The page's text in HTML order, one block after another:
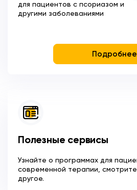
для пациентов с псориазом и
другими заболеваниями
Подробнее
Полезные сервисы
Узнайте о программах для
современной терапии,
другое.